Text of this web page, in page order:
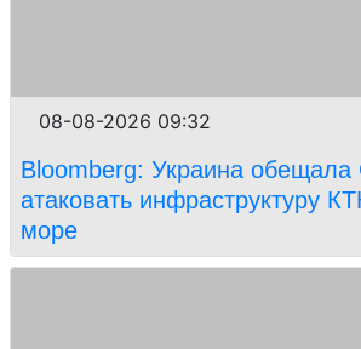
08-08-2026 09:32
Bloomberg: Украина
атаковать инфраструктуру
море